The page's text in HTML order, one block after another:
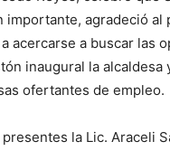
importante, agradeció
acercarse a buscar las
inaugural la
ofertantes de empleo.
la Lic. Araceli